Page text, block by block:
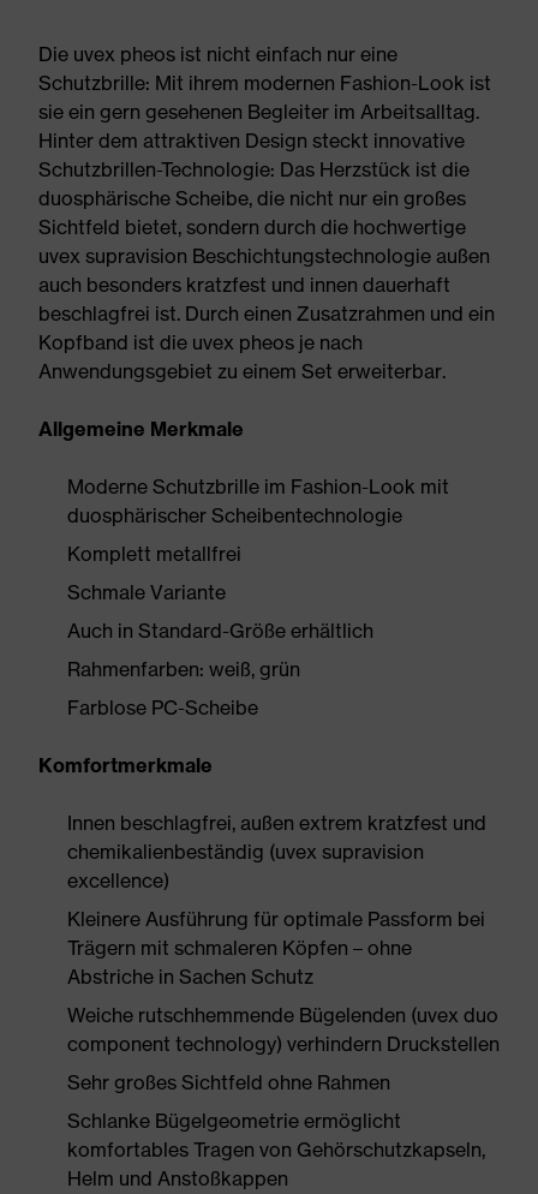
Die uvex pheos ist nicht einfach nur eine
Schutzbrille: Mit ihrem modernen Fashion-Look ist
sie ein gern gesehenen Begleiter im Arbeitsalltag.
Hinter dem attraktiven Design steckt innovative
Schutzbrillen-Technologie: Das Herzstück ist die
duosphärische Scheibe, die nicht nur ein großes
Sichtfeld bietet, sondern durch die hochwertige
uvex supravision Beschichtungstechnologie außen
auch besonders kratzfest und innen dauerhaft
beschlagfrei ist. Durch einen Zusatzrahmen und ein
Kopfband ist die uvex pheos je nach
Anwendungsgebiet zu einem Set erweiterbar.
Allgemeine Merkmale
Moderne Schutzbrille im Fashion-Look mit
duosphärischer Scheibentechnologie
Komplett metallfrei
Schmale Variante
Auch in Standard-Größe erhältlich
Rahmenfarben: weiß, grün
Farblose PC-Scheibe
Komfortmerkmale
Innen beschlagfrei, außen extrem kratzfest und
chemikalienbeständig (uvex supravision
excellence)
Kleinere Ausführung für optimale Passform bei
Trägern mit schmaleren Köpfen – ohne
Abstriche in Sachen Schutz
Weiche rutschhemmende Bügelenden (uvex duo
component technology) verhindern Druckstellen
Sehr großes Sichtfeld ohne Rahmen
Schlanke Bügelgeometrie ermöglicht
komfortables Tragen von Gehörschutzkapseln,
Helm und Anstoßkappen